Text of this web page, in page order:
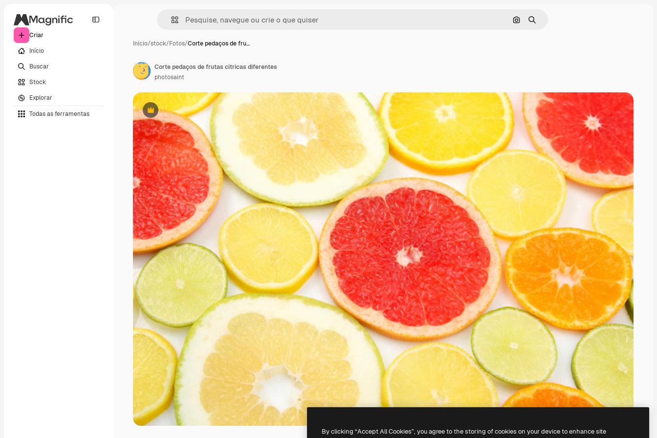
Criar
Início
Buscar
Stock
Explorar
Todas as ferramentas
Pesquisar por imagem
Buscar
Início/stock/Fotos/Corte pedaços de fru…
Premium
Corte pedaços de frutas cítricas diferentes
photosaint
By clicking “Accept All Cookies”, you agree to the storing of cookies on your device to enhance site